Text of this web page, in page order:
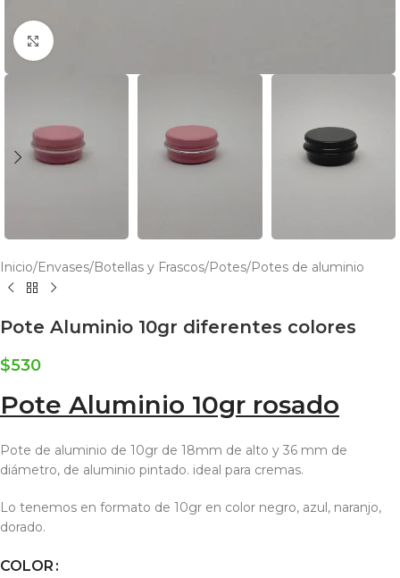
Click to enlarge
Inicio/Envases/Botellas y Frascos/Potes/Potes de aluminio
Pote Aluminio 10gr diferentes colores
$530
Pote Aluminio 10gr rosado
Pote de aluminio de 10gr de 18mm de alto y 36 mm de
diámetro, de aluminio pintado. ideal para cremas.
Lo tenemos en formato de 10gr en color negro, azul, naranjo,
dorado.
COLOR